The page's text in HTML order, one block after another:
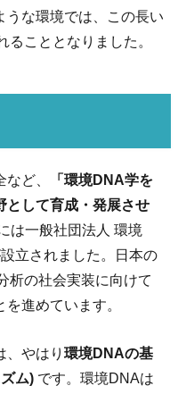
うな環境では、この長い
こととなりました。
ど、
「環境DNA学を
として育成・発展させ
は一般社団法人 環境
立されました。日本の
析の社会実装に向けて
進めています。
、やはり 環境DNAの基
ム) です。環境DNAは